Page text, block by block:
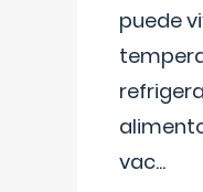
puede
vac...